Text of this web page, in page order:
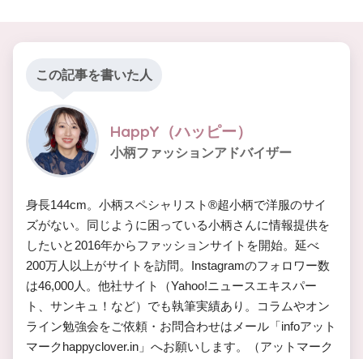
この記事を書いた人
HappY（ハッピー）
小柄ファッションアドバイザー
身長144cm。小柄スペシャリスト®︎超小柄で洋服のサイ
ズがない。同じように困っている小柄さんに情報提供を
したいと2016年からファッションサイトを開始。延べ
200万人以上がサイトを訪問。Instagramのフォロワー数
は46,000人。他社サイト（Yahoo!ニュースエキスパー
ト、サンキュ！など）でも執筆実績あり。コラムやオン
ライン勉強会をご依頼・お問合わせはメール「infoアット
マークhappyclover.in」へお願いします。（アットマーク